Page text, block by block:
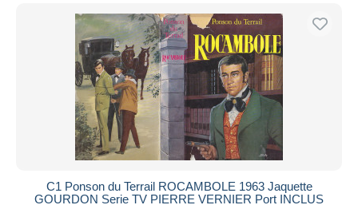
C1 Ponson du Terrail ROCAMBOLE 1963 Jaquette
GOURDON Serie TV PIERRE VERNIER Port INCLUS